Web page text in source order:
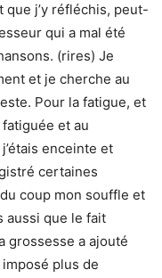
que j’y réfléchis, peut-
qui a mal été
(rires) Je
et je cherche au
Pour la fatigue, et
et au
enceinte et
certaines
coup mon souffle et
aussi que le fait
grossesse a ajouté
plus de